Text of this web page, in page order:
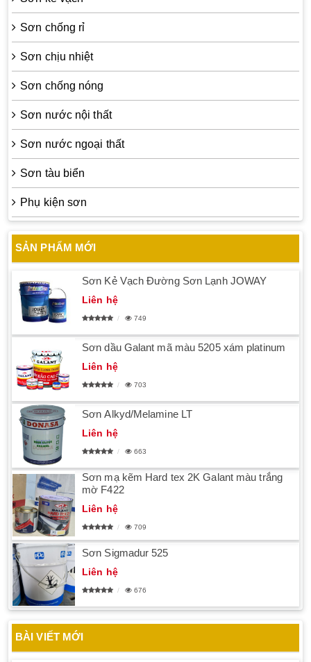
Sơn chống rỉ
Sơn chịu nhiệt
Sơn chống nóng
Sơn nước nội thất
Sơn nước ngoại thất
Sơn tàu biển
Phụ kiện sơn
SẢN PHẨM MỚI
Sơn Kẻ Vạch Đường Sơn Lạnh JOWAY
Liên hệ
749
Sơn dầu Galant mã màu 5205 xám platinum
Liên hệ
703
Sơn Alkyd/Melamine LT
Liên hệ
663
Sơn mạ kẽm Hard tex 2K Galant màu trắng
mờ F422
Liên hệ
709
Sơn Sigmadur 525
Liên hệ
676
BÀI VIẾT MỚI